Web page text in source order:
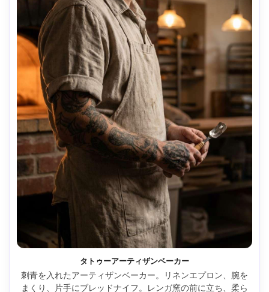
タトゥーアーティザンベーカー
刺青を入れたアーティザンベーカー。リネンエプロン、腕を
まくり、片手にブレッドナイフ。レンガ窯の前に立ち、柔ら